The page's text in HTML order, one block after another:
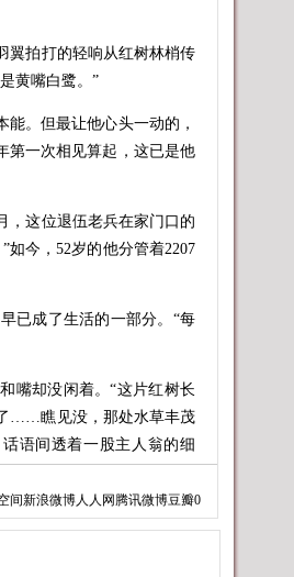
拍打的轻响从红树林梢传
黄嘴白鹭。”
。但最让他心头一动的，
第一次相见算起，这已是他
这位退伍老兵在家门口的
如今，52岁的他分管着2207
已成了生活的一部分。“每
嘴却没闲着。“这片红树长
……瞧见没，那处水草丰茂
语间透着一股主人翁的细
向远处缓缓扫视。“巡护
间新浪微博人人网 腾讯微博豆瓣0